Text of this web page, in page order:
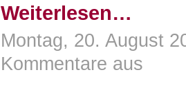
Weiterlesen…
Montag, 20. August
Kommentare aus